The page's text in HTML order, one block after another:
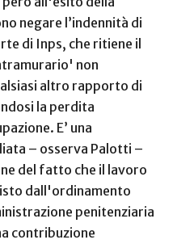
negare l’indennità di
di Inps, che ritiene il
non
altro rapporto di
la perdita
E’ una
– osserva Palotti –
del fatto che il lavoro
dall'ordinamento
penitenziaria
contribuzione